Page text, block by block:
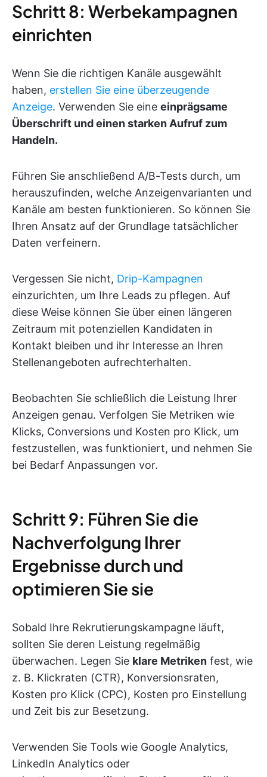
Schritt 8: Werbekampagnen
einrichten
Wenn Sie die richtigen Kanäle ausgewählt
haben, erstellen Sie eine überzeugende
Anzeige. Verwenden Sie eine einprägsame
Überschrift und einen starken Aufruf zum
Handeln.
Führen Sie anschließend A/B-Tests durch, um
herauszufinden, welche Anzeigenvarianten und
Kanäle am besten funktionieren. So können Sie
Ihren Ansatz auf der Grundlage tatsächlicher
Daten verfeinern.
Vergessen Sie nicht, Drip-Kampagnen
einzurichten, um Ihre Leads zu pflegen. Auf
diese Weise können Sie über einen längeren
Zeitraum mit potenziellen Kandidaten in
Kontakt bleiben und ihr Interesse an Ihren
Stellenangeboten aufrechterhalten.
Beobachten Sie schließlich die Leistung Ihrer
Anzeigen genau. Verfolgen Sie Metriken wie
Klicks, Conversions und Kosten pro Klick, um
festzustellen, was funktioniert, und nehmen Sie
bei Bedarf Anpassungen vor.
Schritt 9: Führen Sie die
Nachverfolgung Ihrer
Ergebnisse durch und
optimieren Sie sie
Sobald Ihre Rekrutierungskampagne läuft,
sollten Sie deren Leistung regelmäßig
überwachen. Legen Sie klare Metriken fest, wie
z. B. Klickraten (CTR), Konversionsraten,
Kosten pro Klick (CPC), Kosten pro Einstellung
und Zeit bis zur Besetzung.
Verwenden Sie Tools wie Google Analytics,
LinkedIn Analytics oder